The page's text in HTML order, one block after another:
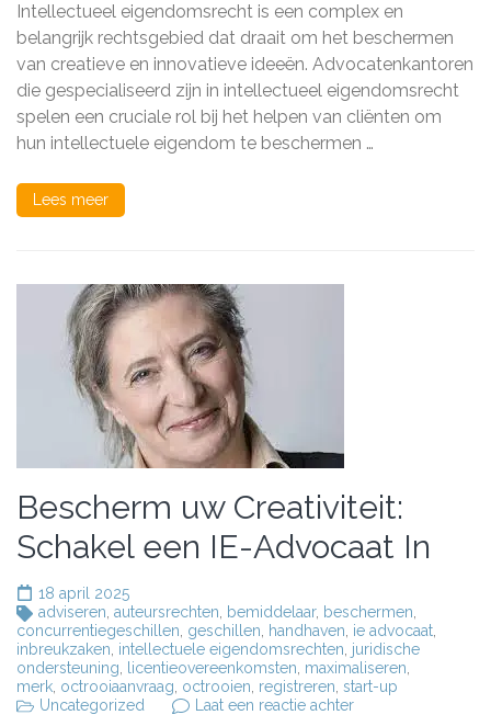
Eigendomsrecht:
Het
Advocatenkantoor
dat
uw
Creativiteit
Beschermt
Intellectueel eigendomsrecht is een complex en
belangrijk rechtsgebied dat draait om het beschermen
van creatieve en innovatieve ideeën. Advocatenkantoren
die gespecialiseerd zijn in intellectueel eigendomsrecht
spelen een cruciale rol bij het helpen van cliënten om
hun intellectuele eigendom te beschermen …
Lees meer
Bescherm uw Creativiteit:
Schakel een IE-Advocaat In
18 april 2025
adviseren auteursrechten bemiddelaar, beschermen
concurrentiegeschillen geschillen handhaven ie advocaat
inbreukzaken intellectuele eigendomsrechten juridische
ondersteuning
licentieovereenkomsten maximaliseren
merk octrooiaanvraag octrooien registreren start-up
Uncategorized
Laat een reactie achterop